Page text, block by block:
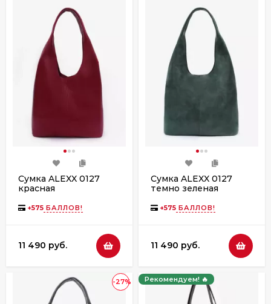
Сумка ALEXX 0127
красная
+575 БАЛЛОВ!
11 490 руб.
Сумка ALEXX 0127
темно зеленая
+575 БАЛЛОВ!
11 490 руб.
-27% Рекомендуем! 🔥